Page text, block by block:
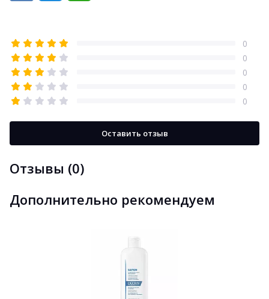
Отзывы (0)
0
0
0
0
0
Оставить отзыв
Дополнительно рекомендуем